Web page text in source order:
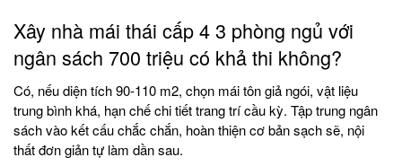
Xây nhà mái thái cấp 4 3 phòng ngủ với
ngân sách 700 triệu có khả thi không?
Có, nếu diện tích 90-110 m2, chọn mái tôn giả ngói, vật liệu
trung bình khá, hạn chế chi tiết trang trí cầu kỳ. Tập trung ngân
sách vào kết cấu chắc chắn, hoàn thiện cơ bản sạch sẽ, nội
thất đơn giản tự làm dần sau.